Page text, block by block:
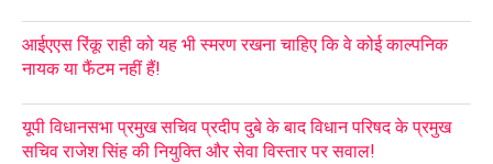
आईएएस रिंकू राही को यह भी स्मरण रखना चाहिए कि वे कोई काल्पनिक
नायक या फैंटम नहीं हैं!
यूपी विधानसभा प्रमुख सचिव प्रदीप दुबे के बाद विधान परिषद के प्रमुख
सचिव राजेश सिंह की नियुक्ति और सेवा विस्तार पर सवाल!